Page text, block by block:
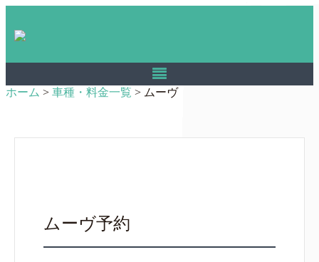
ホーム > 車種・料金一覧 > ムーヴ
ムーヴ予約